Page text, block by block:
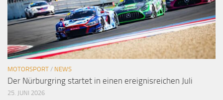
MOTORSPORT / NEWS
Der Nürburgring startet in einen ereignisreichen Juli
25. JUNI 2026